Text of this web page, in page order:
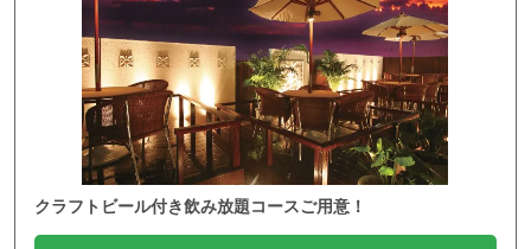
クラフトビール付き飲み放題コースご用意！